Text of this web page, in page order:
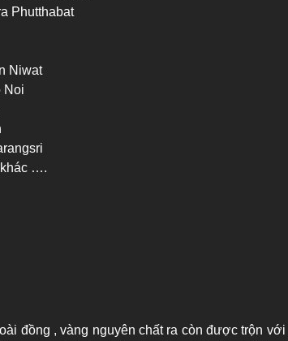
Phutthabat
Niwat
Noi
khác ….
đồng , vàng nguyên chất ra còn được trộn